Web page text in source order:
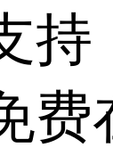
持
费